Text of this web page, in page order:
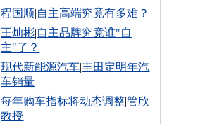
程国顺|自主高端究竟有多难？
王灿彬|自主品牌究竟谁"自
主"了？
现代新能源汽车|丰田定明年汽
车销量
每年购车指标将动态调整|管欣
教授